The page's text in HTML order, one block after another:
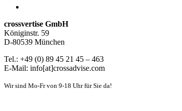
crossvertise GmbH
Königinstr. 59
D-80539 München
Tel.: +49 (0) 89 45 21 45 – 463
E-Mail: info[at]crossadvise.com
Wir sind Mo-Fr von 9-18 Uhr für Sie da!